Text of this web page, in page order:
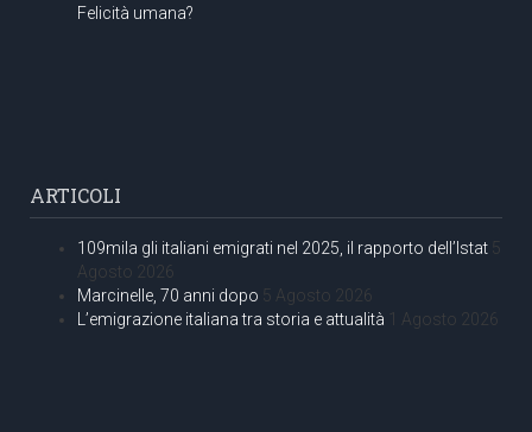
Felicità umana?
ARTICOLI
109mila gli italiani emigrati nel 2025, il rapporto dell’Istat 5
Agosto 2026
Marcinelle, 70 anni dopo 5 Agosto 2026
L’emigrazione italiana tra storia e attualità 1 Agosto 2026